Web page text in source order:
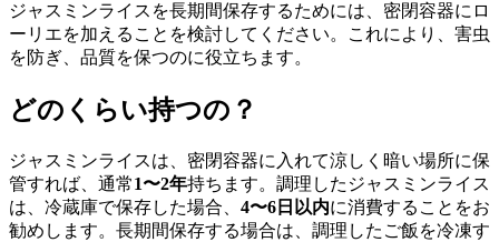
ジャスミンライスを長期間保存するためには、密閉容器にロ
ーリエを加えることを検討してください。これにより、害虫
を防ぎ、品質を保つのに役立ちます。
どのくらい持つの？
ジャスミンライスは、密閉容器に入れて涼しく暗い場所に保
管すれば、通常1〜2年持ちます。調理したジャスミンライス
は、冷蔵庫で保存した場合、 4〜6日以内に消費することをお
勧めします。長期間保存する場合は、調理したご飯を冷凍す